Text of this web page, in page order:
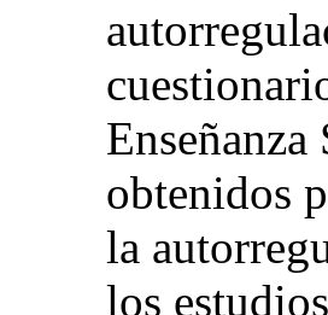
obtenidos
la
los